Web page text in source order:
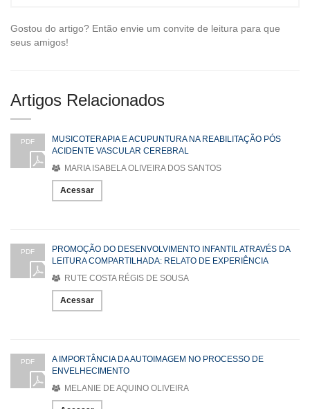
Gostou do artigo? Então envie um convite de leitura para que
seus amigos!
Artigos Relacionados
PDF
MUSICOTERAPIA E ACUPUNTURA NA REABILITAÇÃO PÓS
ACIDENTE VASCULAR CEREBRAL
MARIA ISABELA OLIVEIRA DOS SANTOS
Acessar
PDF
PROMOÇÃO DO DESENVOLVIMENTO INFANTIL ATRAVÉS DA
LEITURA COMPARTILHADA: RELATO DE EXPERIÊNCIA
RUTE COSTA RÉGIS DE SOUSA
Acessar
PDF
A IMPORTÂNCIA DA AUTOIMAGEM NO PROCESSO DE
ENVELHECIMENTO
MELANIE DE AQUINO OLIVEIRA